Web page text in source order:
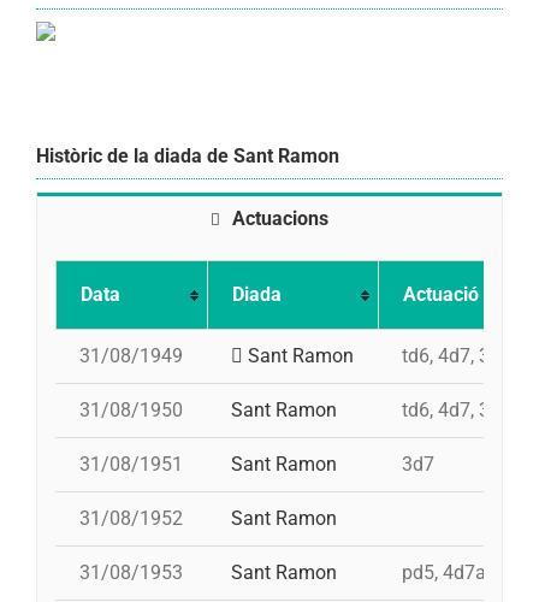
Històric de la diada de Sant Ramon
Actuacions
Data Diada Actuació
31/08/1949 Sant Ramon td6, 4d7, 3d7,
31/08/1950 Sant Ramon td6, 4d7, 3d7,
31/08/1951 Sant Ramon 3d7
31/08/1952 Sant Ramon
31/08/1953 Sant Ramon pd5, 4d7ac, id